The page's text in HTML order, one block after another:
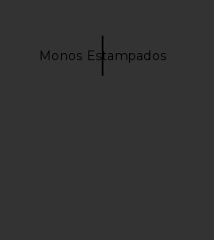
Monos Estampados